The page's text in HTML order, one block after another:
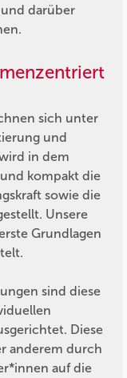
darüber
sich unter
und
in dem
kompakt die
sowie die
Unsere
Grundlagen
sind diese
Diese
anderem durch
auf die